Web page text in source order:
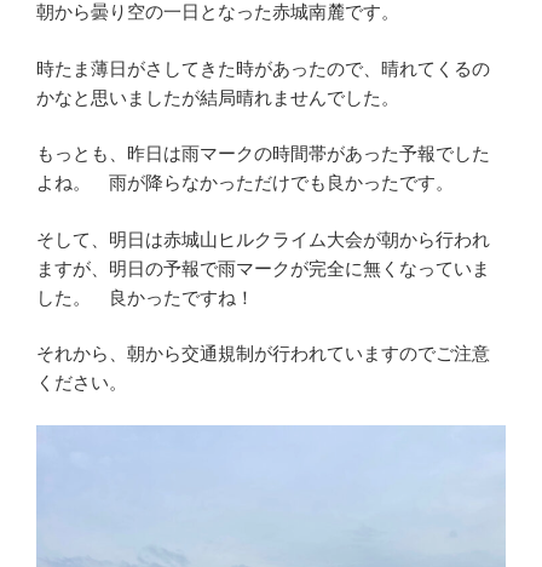
朝から曇り空の一日となった赤城南麓です。
時たま薄日がさしてきた時があったので、晴れてくるの
かなと思いましたが結局晴れませんでした。
もっとも、昨日は雨マークの時間帯があった予報でした
よね。 雨が降らなかっただけでも良かったです。
そして、明日は赤城山ヒルクライム大会が朝から行われ
ますが、明日の予報で雨マークが完全に無くなっていま
した。 良かったですね！
それから、朝から交通規制が行われていますのでご注意
ください。